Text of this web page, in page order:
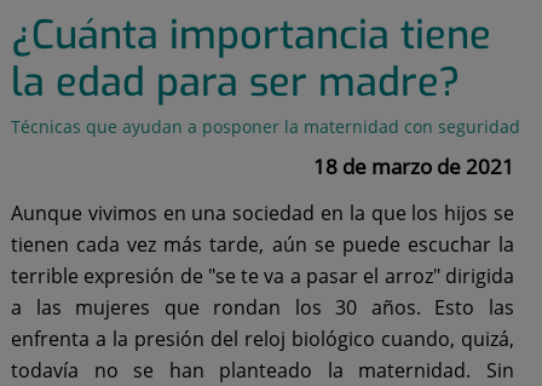
¿Cuánta importancia tiene
la edad para ser madre?
Técnicas que ayudan a posponer la maternidad con seguridad
18 de marzo de 2021
Aunque vivimos en una sociedad en la que los hijos se
tienen cada vez más tarde, aún se puede escuchar la
terrible expresión de "se te va a pasar el arroz" dirigida
a las mujeres que rondan los 30 años. Esto las
enfrenta a la presión del reloj biológico cuando, quizá,
todavía no se han planteado la maternidad. Sin